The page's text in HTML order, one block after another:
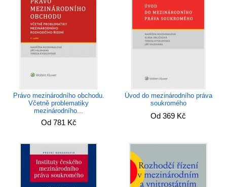
Právo mezinárodního obchodu.
Včetně problematiky
mezinárodního...
Od 781 Kč
Úvod do mezinárodního práva
soukromého
Od 369 Kč